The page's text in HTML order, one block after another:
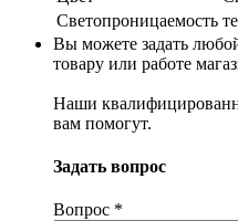
Светопроницаемость
Вы можете задать
товару или работе
Наши
вам помогут.
Задать вопрос
Вопрос *